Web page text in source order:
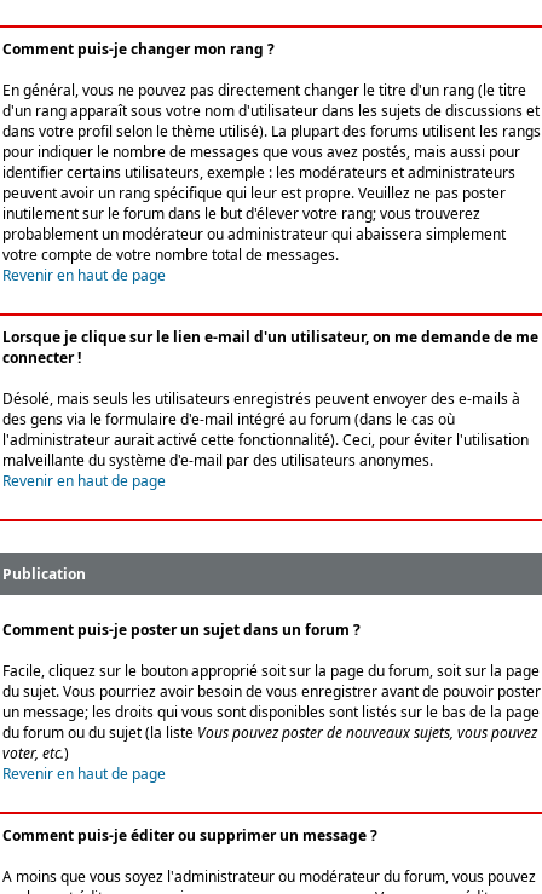
Comment puis-je changer mon rang ?
En général, vous ne pouvez pas directement changer le titre d'un rang (le titre
d'un rang apparaît sous votre nom d'utilisateur dans les sujets de discussions et
dans votre profil selon le thème utilisé). La plupart des forums utilisent les rangs
pour indiquer le nombre de messages que vous avez postés, mais aussi pour
identifier certains utilisateurs, exemple : les modérateurs et administrateurs
peuvent avoir un rang spécifique qui leur est propre. Veuillez ne pas poster
inutilement sur le forum dans le but d'élever votre rang; vous trouverez
probablement un modérateur ou administrateur qui abaissera simplement
votre compte de votre nombre total de messages.
Revenir en haut de page
Lorsque je clique sur le lien e-mail d'un utilisateur, on me demande de me
connecter !
Désolé, mais seuls les utilisateurs enregistrés peuvent envoyer des e-mails à
des gens via le formulaire d'e-mail intégré au forum (dans le cas où
l'administrateur aurait activé cette fonctionnalité). Ceci, pour éviter l'utilisation
malveillante du système d'e-mail par des utilisateurs anonymes.
Revenir en haut de page
Publication
Comment puis-je poster un sujet dans un forum ?
Facile, cliquez sur le bouton approprié soit sur la page du forum, soit sur la page
du sujet. Vous pourriez avoir besoin de vous enregistrer avant de pouvoir poster
un message; les droits qui vous sont disponibles sont listés sur le bas de la page
du forum ou du sujet (la liste Vous pouvez poster de nouveaux sujets, vous pouvez
voter, etc.)
Revenir en haut de page
Comment puis-je éditer ou supprimer un message ?
A moins que vous soyez l'administrateur ou modérateur du forum, vous pouvez